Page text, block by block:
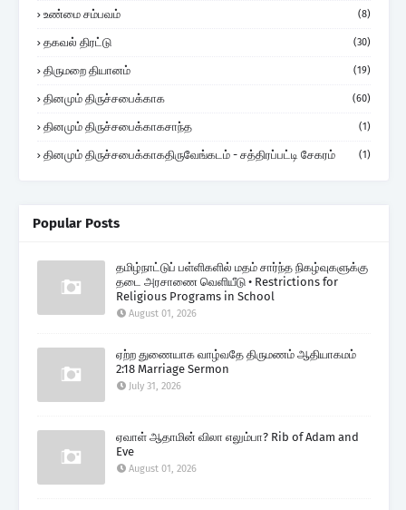
உண்மை சம்பவம் (8)
தகவல் திரட்டு (30)
திருமறை தியானம் (19)
தினமும் திருச்சபைக்காக (60)
தினமும் திருச்சபைக்காகசாந்த (1)
தினமும் திருச்சபைக்காகதிருவேங்கடம் - சத்திரப்பட்டி சேகரம் (1)
Popular Posts
தமிழ்நாட்டுப் பள்ளிகளில் மதம் சார்ந்த நிகழ்வுகளுக்கு
தடை அரசாணை வெளியீடு • Restrictions for
Religious Programs in School
August 01, 2026
ஏற்ற துணையாக வாழ்வதே திருமணம் ஆதியாகமம்
2:18 Marriage Sermon
July 31, 2026
ஏவாள் ஆதாமின் விலா எலும்பா? Rib of Adam and
Eve
August 01, 2026